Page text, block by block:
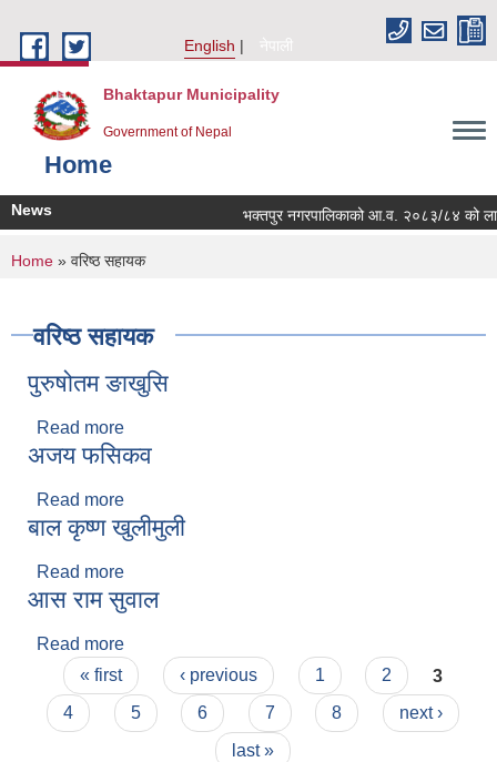
English
नेपाली
Bhaktapur Municipality
Government of Nepal
Home
News भक्तपुर नगरपालिकाको आ.व. २०८३/८४ को लागि
You are here
Home » वरिष्ठ सहायक
वरिष्ठ सहायक
पुरुषोतम ङाखुसि
Read more
अजय फसिकव
Read more
बाल कृष्ण खुलीमुली
Read more
आस राम सुवाल
Read more
Pages
« first ‹ previous 1 2
3
4
5 6 7 8
next ›
last »